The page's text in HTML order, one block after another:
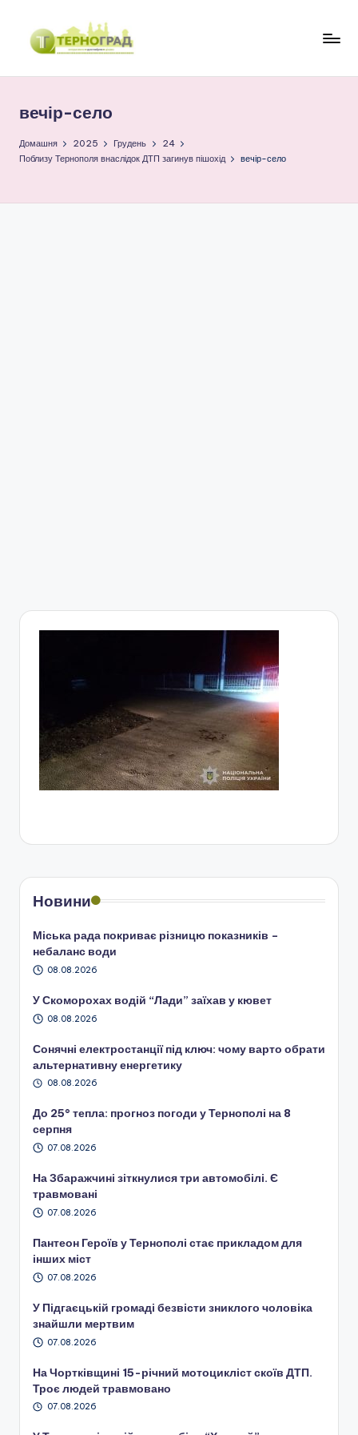
Перейти
р
н
г
цікаво
вечір-село
Домашня 2025 Грудень
24
Поблизу Тернополя внаслідок ДТП загинув пішохід
вечір-село
Новини
Міська рада покриває різницю показників –
небаланс води
08.08.2026
У Скоморохах водій “Лади” заїхав у кювет
08.08.2026
Сонячні електростанції під ключ: чому варто обрати
альтернативну енергетику
08.08.2026
До 25° тепла: прогноз погоди у Тернополі на 8
серпня
07.08.2026
На Збаражчині зіткнулися три автомобілі. Є
травмовані
07.08.2026
Пантеон Героїв у Тернополі стає прикладом для
інших міст
07.08.2026
У Підгаєцькій громаді безвісти зниклого чоловіка
знайшли мертвим
07.08.2026
На Чортківщині 15-річний мотоцикліст скоїв ДТП.
Троє людей травмовано
07.08.2026